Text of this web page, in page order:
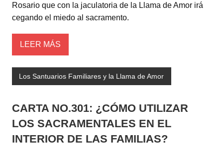
Rosario que con la jaculatoria de la Llama de Amor irá
cegando el miedo al sacramento.
LEER MÁS
Los Santuarios Familiares y la Llama de Amor
CARTA NO.301: ¿CÓMO UTILIZAR
LOS SACRAMENTALES EN EL
INTERIOR DE LAS FAMILIAS?